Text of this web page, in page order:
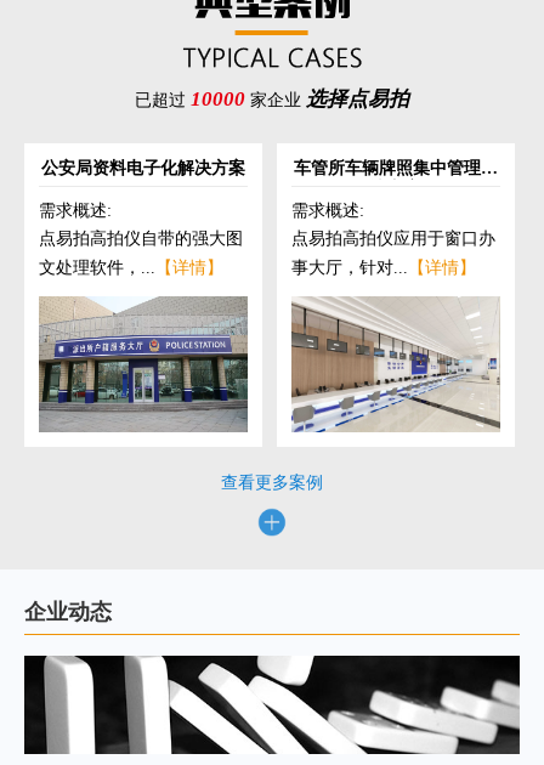
已超过 10000 家企业 选择点易拍
公安局资料电子化解决方案
需求概述:
点易拍高拍仪自带的强大图
文处理软件，... 【详情】
车管所车辆牌照集中管理解
需求概述:
点易拍高拍仪应用于窗口办
事大厅，针对... 【详情】
查看更多案例
企业动态